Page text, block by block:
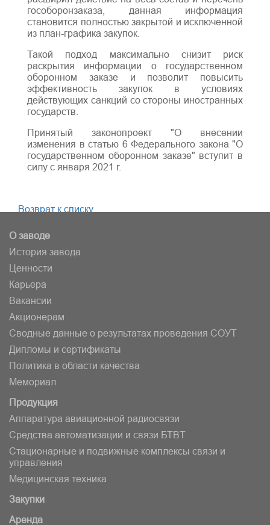
гособоронзаказа, данная информация
становится полностью закрытой и исключенной
из план-графика закупок.
Такой подход максимально снизит риск
раскрытия информации о государственном
оборонном заказе и позволит повысить
эффективность закупок в условиях
действующих санкций со стороны иностранных
государств.
Принятый законопроект "О внесении
изменения в статью 6 Федерального закона "О
государственном оборонном заказе" вступит в
силу с января 2021 г.
Возврат к списку
О заводе
История завода
Ценности
Карьера
Вакансии
Акционерам
Сводные данные о результатах проведения СОУТ
Дипломы и сертификаты
Политика в области качества
Мемориал
Продукция
Аппаратура авиационной радиосвязи
Средства автоматизации и связи БТВT
Стационарные и подвижные комплексы связи и
управления
Медицинская техника
Закупки
Аренда